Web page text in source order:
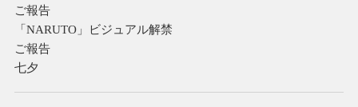
ご報告
「NARUTO」ビジュアル解禁
ご報告
七夕